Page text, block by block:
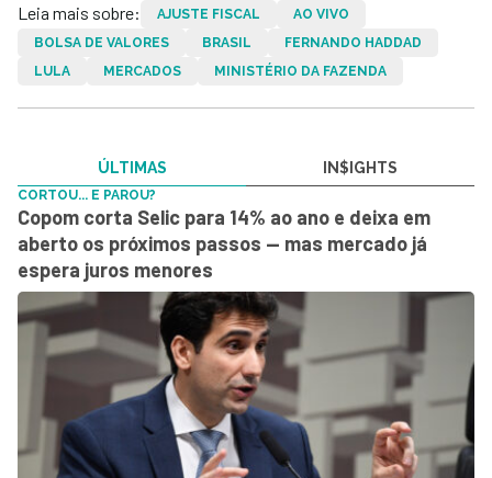
Leia mais sobre: AJUSTE FISCAL
AO VIVO
BOLSA DE VALORES
BRASIL
FERNANDO HADDAD
LULA
MERCADOS MINISTÉRIO DA FAZENDA
ÚLTIMAS IN$IGHTS
CORTOU... E PAROU?
Copom corta Selic para 14% ao ano e deixa em
aberto os próximos passos — mas mercado já
espera juros menores